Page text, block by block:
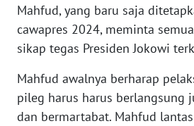
Mahfud, yang baru saja
cawapres 2024, meminta
sikap tegas Presiden Jokowi
Mahfud awalnya berharap
pileg harus harus berlangsung
dan bermartabat. Mahfud
INDEKS
KONTAK
KAMI